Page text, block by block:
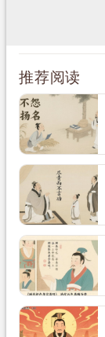
推荐阅读